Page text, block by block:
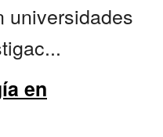
universidades
en